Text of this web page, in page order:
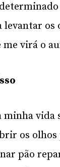
levantar os
me virá o
minha vida
os olhos
pão